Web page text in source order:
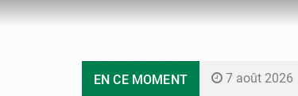
EN CE MOMENT 7 août 2026